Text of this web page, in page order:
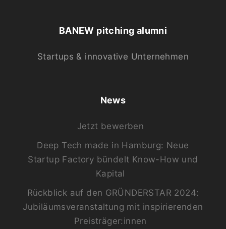
BANEW pitching alumni
Startups & innovative Unternehmen
News
Jetzt bewerben
Deep Tech made in Hamburg: Neue
Startup Factory bündelt Know-How und
Kapital
Rückblick auf den GRÜNDERSTAR 2024:
Jubiläumsveranstaltung mit inspirierenden
Preisträger:innen